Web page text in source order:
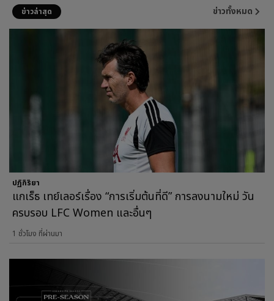
ข่าวล่าสุด ข่าวทั้งหมด
ปฏิกิริยา
แกเร็ธ เทย์เลอร์เรื่อง “การเริ่มต้นที่ดี” การลงนามใหม่ วัน
ครบรอบ LFC Women และอื่นๆ
1 ชั่วโมง ที่ผ่านมา